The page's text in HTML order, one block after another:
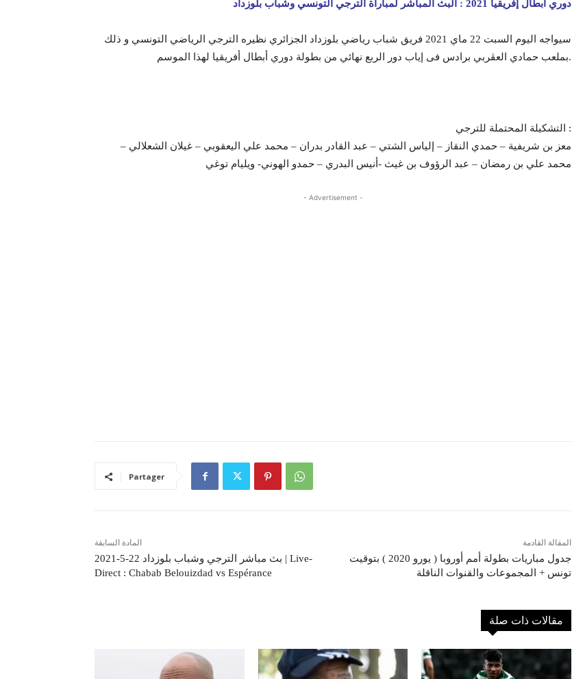
دوري أبطال إفريقيا 2021 : البث المباشر لمباراة الترجي التونسي وشباب بلوزداد
سيواجه اليوم السبت 22 ماي 2021 فريق شباب رياضي بلوزداد الجزائري نظيره الترجي الرياضي التونسي و ذلك
بملعب حمادي العڨربي برادس فى إياب دور الربع نهائي من بطولة دوري أبطال أفريقيا لهذا الموسم.
التشكيلة المحتملة للترجي :
معز بن شريفية – حمدي النقاز – إلياس الشتي – عبد القادر بدران – محمد علي اليعقوبي – غيلان الشعلالي –
محمد علي بن رمضان – عبد الرؤوف بن غيث -أنيس البدري – حمدو الهوني- ويليام توغي
- Advertisement -
Partager
المادة السابقة
بث مباشر الترجي وشباب بلوزداد 22-5-2021 | Live-
Direct : Chabab Belouizdad vs Espérance
المقالة القادمة
جدول مباريات بطولة أمم أوروبا ( يورو 2020 ) بتوقيت
تونس + المجموعات والقنوات الناقلة
مقالات ذات صلة